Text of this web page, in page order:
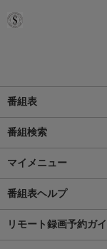
番組表
番組検索
マイメニュー
番組表ヘルプ
リモート録画予約ガ